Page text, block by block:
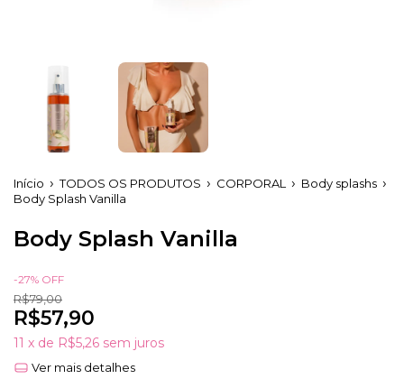
Início TODOS OS PRODUTOS CORPORAL
Body splashs
Body Splash Vanilla
Body Splash Vanilla
R$57,90
-27% OFF
R$79,00
11 x de R$5,26 sem juros
Ver mais detalhes